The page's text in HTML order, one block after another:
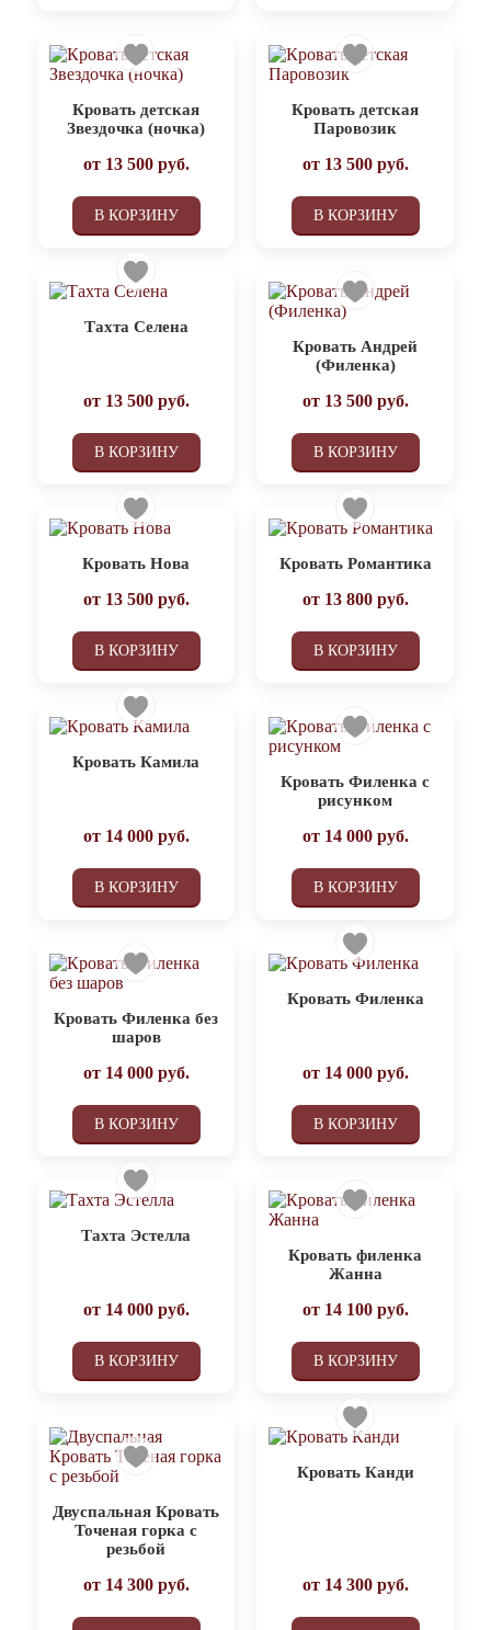
Кровать детская
Звездочка (ночка)
от 13 500руб.
В КОРЗИНУ
Кровать детская
Паровозик
от 13 500руб.
В КОРЗИНУ
Тахта Селена
от 13 500руб.
В КОРЗИНУ
Кровать Андрей
(Филенка)
от 13 500руб.
В КОРЗИНУ
Кровать Нова
от 13 500руб.
В КОРЗИНУ
Кровать Романтика
от 13 800руб.
В КОРЗИНУ
Кровать Камила
от 14 000руб.
В КОРЗИНУ
Кровать Филенка с
рисунком
от 14 000руб.
В КОРЗИНУ
Кровать Филенка без
шаров
от 14 000руб.
В КОРЗИНУ
Кровать Филенка
от 14 000руб.
В КОРЗИНУ
Тахта Эстелла
от 14 000руб.
В КОРЗИНУ
Кровать филенка
Жанна
от 14 100руб.
В КОРЗИНУ
Двуспальная Кровать
Точеная горка с
резьбой
от 14 300руб.
Кровать Канди
от 14 300руб.